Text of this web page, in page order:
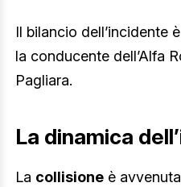
Il bilancio dell’incidente
la conducente dell’Alfa
Pagliara.
La dinamica
La collisione è avvenuta